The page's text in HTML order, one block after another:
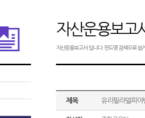
자산운용보고
자산운용보고서 입니다. 펀드명 검색으로 쉽
제목 유리필라델피